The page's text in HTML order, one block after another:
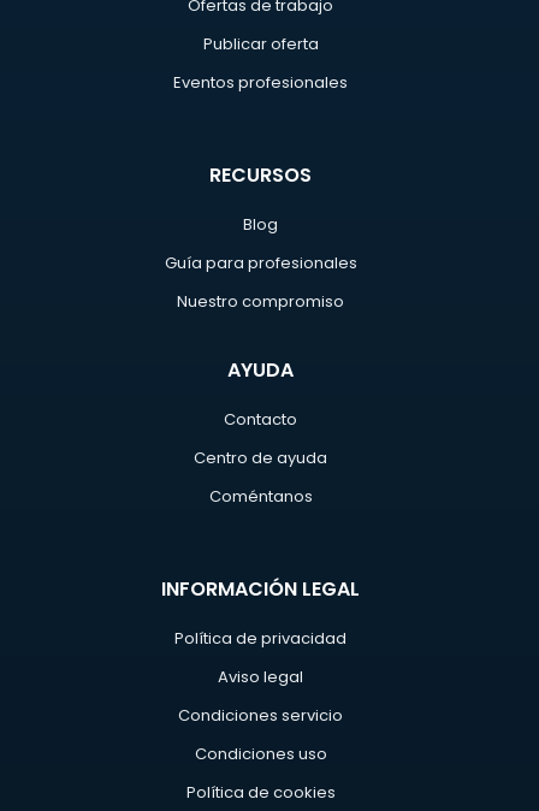
Ofertas de trabajo
Publicar oferta
Eventos profesionales
RECURSOS
Blog
Guía para profesionales
Nuestro compromiso
AYUDA
Contacto
Centro de ayuda
Coméntanos
INFORMACIÓN LEGAL
Política de privacidad
Aviso legal
Condiciones servicio
Condiciones uso
Política de cookies